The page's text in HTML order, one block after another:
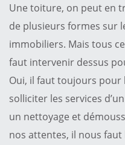
Une toiture, on peut en
de plusieurs formes sur
immobiliers. Mais tous
faut intervenir dessus
Oui, il faut toujours pour
solliciter les services
un nettoyage et
nos attentes, il nous faut